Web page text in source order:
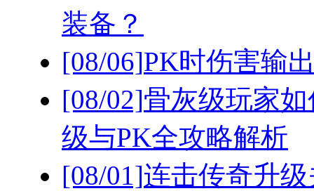
装备？
[08/06]PK时伤害输
[08/02]骨灰级玩家
级与PK全攻略解析
[08/01]连击传奇升